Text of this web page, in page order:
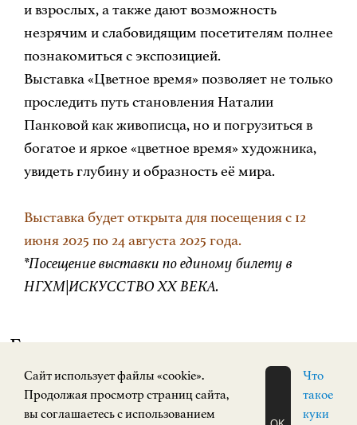
и взрослых, а также дают возможность
незрячим и слабовидящим посетителям полнее
познакомиться с экспозицией.
Выставка «Цветное время» позволяет не только
проследить путь становления Наталии
Панковой как живописца, но и погрузиться в
богатое и яркое «цветное время» художника,
увидеть глубину и образность её мира.
Выставка будет открыта для посещения с 12
июня 2025 по 24 августа 2025 года.
*Посещение выставки по единому билету в
НГХМ|ИСКУССТВО XX ВЕКА.
Галерея
Cайт использует файлы «cookie».
Продолжая просмотр страниц сайта,
вы соглашаетесь с использованием
Что
такое
куки